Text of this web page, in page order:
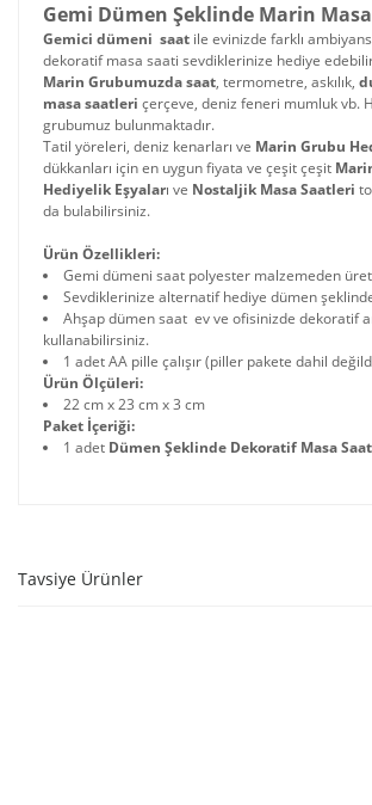
Gemi Dümen Şeklinde Marin
Gemici dümeni saat ile evinizde farklı
dekoratif masa saati sevdiklerinize hediye
Marin Grubumuzda saat, termometre, askılık,
masa saatleri çerçeve, deniz feneri mumluk vb.
grubumuz bulunmaktadır.
Tatil yöreleri, deniz kenarları ve Marin Grubu
dükkanları için en uygun fiyata ve çeşit çeşit
Hediyelik Eşyaları ve Nostaljik Masa Saatleri
da bulabilirsiniz.
Ürün Özellikleri:
Gemi dümeni saat polyester malzemeden
Sevdiklerinize alternatif hediye dümen
Ahşap dümen saat ev ve ofisinizde dekoratif
kullanabilirsiniz.
1 adet AA pille çalışır (piller pakete dahil
Ürün Ölçüleri:
22 cm x 23 cm x 3 cm
Paket İçeriği:
1 adet Dümen Şeklinde Dekoratif Masa
Tavsiye Ürünler